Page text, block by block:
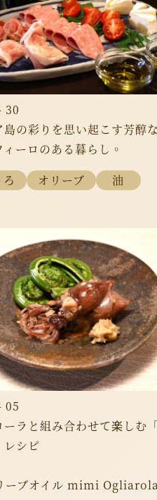
30
島の彩りを思い起こす芳醇
ィーロのある暮らし。
オリーブ 油
05
ーラと組み合わせて楽しむ
レシピ
ーブオイル mimi